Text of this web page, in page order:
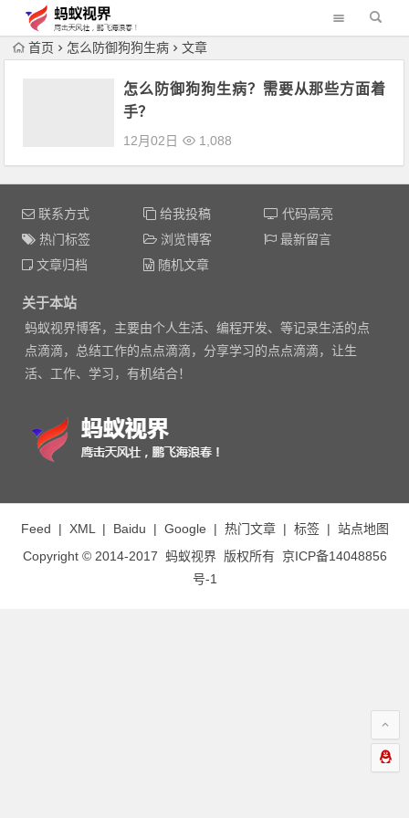
首页 怎么防御狗狗生病 文章
怎么防御狗狗生病？需要从那些方面着
手？
12月02日 1,088
联系方式 给我投稿
代码高亮
热门标签
浏览博客
最新留言
文章归档
随机文章
关于本站
蚂蚁视界博客，主要由个人生活、编程开发、等记录生活的点
点滴滴，总结工作的点点滴滴，分享学习的点点滴滴，让生
活、工作、学习，有机结合！
Feed | XML | Baidu | Google | 热门文章| 标签| 站点地图
Copyright © 2014-2017 蚂蚁视界版权所有 京ICP备14048856
号-1